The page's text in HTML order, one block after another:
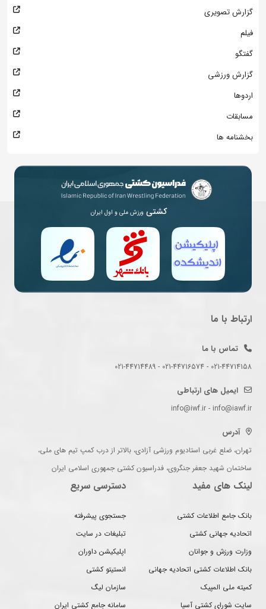
گزارش تصویری
فیلم
گفتگو
گزارش ورزشی
اردوها
مسابقات
بخشنامه ها
کشتی ورزش ملی و اول ایران
ارتباط با ما
تماس با ما
021-44714158 - 021-44716574 - 021-44714489
ایمیل های ارتباطی
info@iwf.ir - info@iawf.ir
آدرس
تهران، ضلع غربی استادیوم ورزشی آزادی، بالاتر از درب کمپ تیم های ملی،
ساختمان شهید جعفر جنگروی، فدراسیون کشتی جمهوری اسلامی ایران
لینک های مفید
بانک جامع اطلاعات کشتی
اتحادیه جهانی کشتی
وزارت ورزش و جوانان
بانک اطلاعات کشتی اتحادیه جهانی
کمیته ملی المپیک
سایت شورای کشتی آسیا
دسترسی سریع
جستجوی پیشرفته
تبلیغات در سایت
اپلیکیشن داوران
انستیتو کشتی
سازمان لیگ
سامانه جامع کشتی ایران